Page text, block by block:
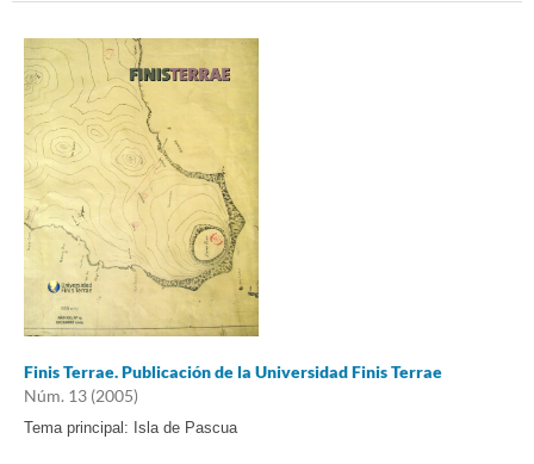
Finis Terrae. Publicación de la Universidad Finis Terrae
Núm. 13 (2005)
Tema principal: Isla de Pascua